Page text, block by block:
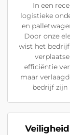
In een
logistieke
en
Door onze
wist het
efficiëntie
maar
bedrijf zijn